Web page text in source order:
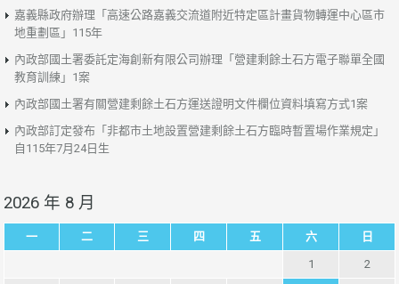
嘉義縣政府辦理「高速公路嘉義交流道附近特定區計畫貨物轉運中心區市
地重劃區」115年
內政部國土署委託定海創新有限公司辦理「營建剩餘土石方電子聯單全國
教育訓練」1案
內政部國土署有關營建剩餘土石方運送證明文件欄位資料填寫方式1案
內政部訂定發布「非都市土地設置營建剩餘土石方臨時暫置場作業規定」
自115年7月24日生
2026 年 8 月
一 二 三 四 五 六 日
1 2